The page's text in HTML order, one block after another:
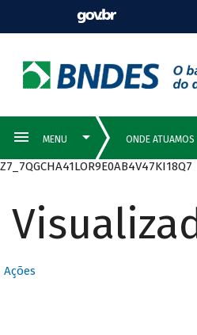
Z7_7QGCHA41LOR9E0AB4V47KI18Q7
Ações